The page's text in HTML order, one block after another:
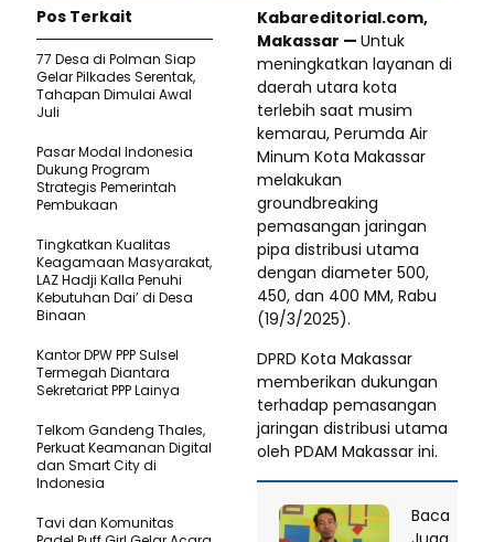
Kabareditorial.com,
Makassar — Untuk
meningkatkan layanan di
daerah utara kota
terlebih saat musim
kemarau, Perumda Air
Minum Kota Makassar
melakukan
groundbreaking
pemasangan jaringan
pipa distribusi utama
dengan diameter 500,
450, dan 400 MM, Rabu
(19/3/2025).
DPRD Kota Makassar
memberikan dukungan
terhadap pemasangan
jaringan distribusi utama
oleh PDAM Makassar ini.
Baca
Pos Terkait
77 Desa di Polman Siap
Gelar Pilkades Serentak,
Tahapan Dimulai Awal
Juli
Pasar Modal Indonesia
Dukung Program
Strategis Pemerintah
Pembukaan
Tingkatkan Kualitas
Keagamaan Masyarakat,
LAZ Hadji Kalla Penuhi
Kebutuhan Dai’ di Desa
Binaan
Kantor DPW PPP Sulsel
Termegah Diantara
Sekretariat PPP Lainya
Telkom Gandeng Thales,
Perkuat Keamanan Digital
dan Smart City di
Indonesia
Tavi dan Komunitas